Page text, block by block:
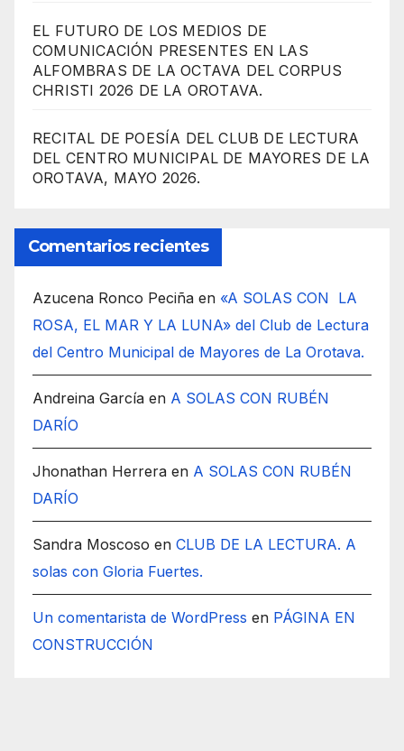
EL FUTURO DE LOS MEDIOS DE
COMUNICACIÓN PRESENTES EN LAS
ALFOMBRAS DE LA OCTAVA DEL CORPUS
CHRISTI 2026 DE LA OROTAVA.
RECITAL DE POESÍA DEL CLUB DE LECTURA
DEL CENTRO MUNICIPAL DE MAYORES DE LA
OROTAVA, MAYO 2026.
Comentarios recientes
Azucena Ronco Peciña en «A SOLAS CON LA
ROSA, EL MAR Y LA LUNA» del Club de Lectura
del Centro Municipal de Mayores de La Orotava.
Andreina García en A SOLAS CON RUBÉN
DARÍO
Jhonathan Herrera en A SOLAS CON RUBÉN
DARÍO
Sandra Moscoso en CLUB DE LA LECTURA. A
solas con Gloria Fuertes.
Un comentarista de WordPress en PÁGINA EN
CONSTRUCCIÓN